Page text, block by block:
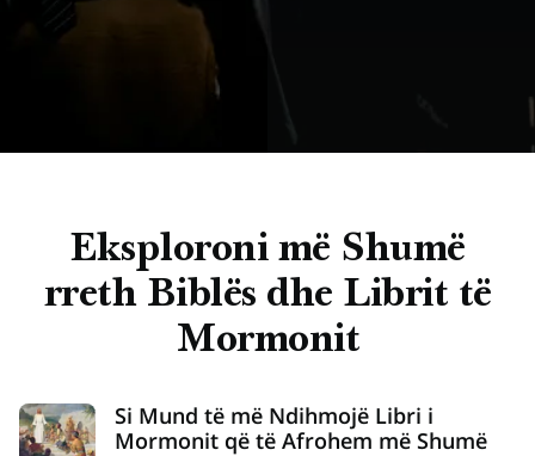
Eksploroni më Shumë
rreth Biblës dhe Librit të
Mormonit
Si Mund të më Ndihmojë Libri i
Mormonit që të Afrohem më Shumë